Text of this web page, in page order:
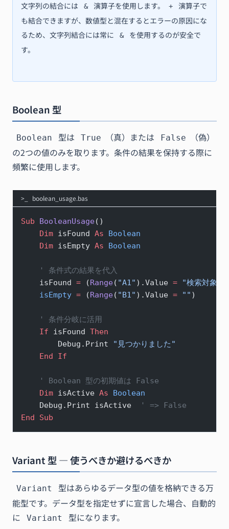
文字列の結合には & 演算子を使用します。 +
演算子で
も結合できますが、数値型と混在するとエラーの原因にな
るため、文字列結合には常に
&
を使用するのが安全で
す。
Boolean 型
Boolean 型は True （真）または False
（偽）
の2つの値のみを取ります。条件の結果を保持する際に
頻繁に使用します。
boolean_usage.bas
Sub BooleanUsage()
    Dim
isFound As Boolean
    Dim
isEmpty As Boolean
    ' 条件式の結果を代入
    isFound
= (Range( "A1" ).Value = "検索対象"
    isEmpty
= (Range( "B1" ).Value = "" )
    ' 条件分岐に活用
    If
isFound Then
        Debug.Print
"見つかりました"
    End If
    ' Boolean 型の初期値は False
    Dim
isActive As Boolean
    Debug.Print isActive
' => False
End Sub
Variant 型 — 使うべきか避けるべきか
Variant
型はあらゆるデータ型の値を格納できる万
能型です。データ型を指定せずに宣言した場合、自動的
に
Variant 型になります。